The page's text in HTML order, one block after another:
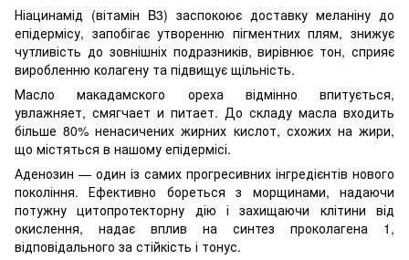
Ніацинамід (вітамін B3) заспокоює доставку меланіну до
епідермісу, запобігає утворенню пігментних плям, знижує
чутливість до зовнішніх подразників, вирівнює тон, сприяє
виробленню колагену та підвищує щільність.
Масло макадамского ореха відмінно впитується,
увлажняет, смягчает и питает. До складу масла входить
більше 80% ненасичених жирних кислот, схожих на жири,
що містяться в нашому епідермісі.
Аденозин — один із самих прогресивних інгредієнтів нового
покоління. Ефективно бореться з морщинами, надаючи
потужну цитопротекторну дію і захищаючи клітини від
окислення, надає вплив на синтез проколагена 1,
відповідального за стійкість і тонус.